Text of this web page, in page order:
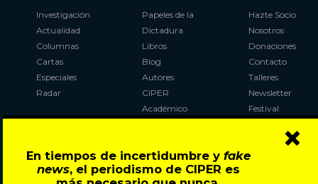
En tiempos de incertidumbre y fake
news, el periodismo de CIPER es
×
Investigación
Actualidad
Columnas
Cartas
Especiales
Radar
Papeles de la
Dictadura
Libros
Blog
Autores
CIPER
Académico
Al Plebiscito
con CIPER
Hazte Socio
Nosotros
Donaciones
Contacto
Talleres
Newsletter
Festival